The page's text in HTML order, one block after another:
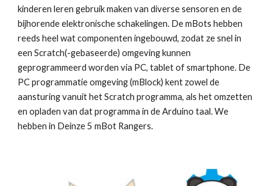
kinderen leren gebruik maken van diverse sensoren en de
bijhorende elektronische schakelingen. De mBots hebben
reeds heel wat componenten ingebouwd, zodat ze snel in
een Scratch(-gebaseerde) omgeving kunnen
geprogrammeerd worden via PC, tablet of smartphone. De
PC programmatie omgeving (mBlock) kent zowel de
aansturing vanuit het Scratch programma, als het omzetten
en opladen van dat programma in de Arduino taal. We
hebben in Deinze 5 mBot Rangers.